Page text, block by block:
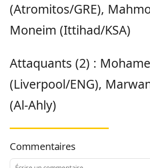
(Atromitos/GRE),
Moneim (Ittihad/KSA)
Attaquants (2) :
(Liverpool/ENG),
(Al-Ahly)
Commentaires